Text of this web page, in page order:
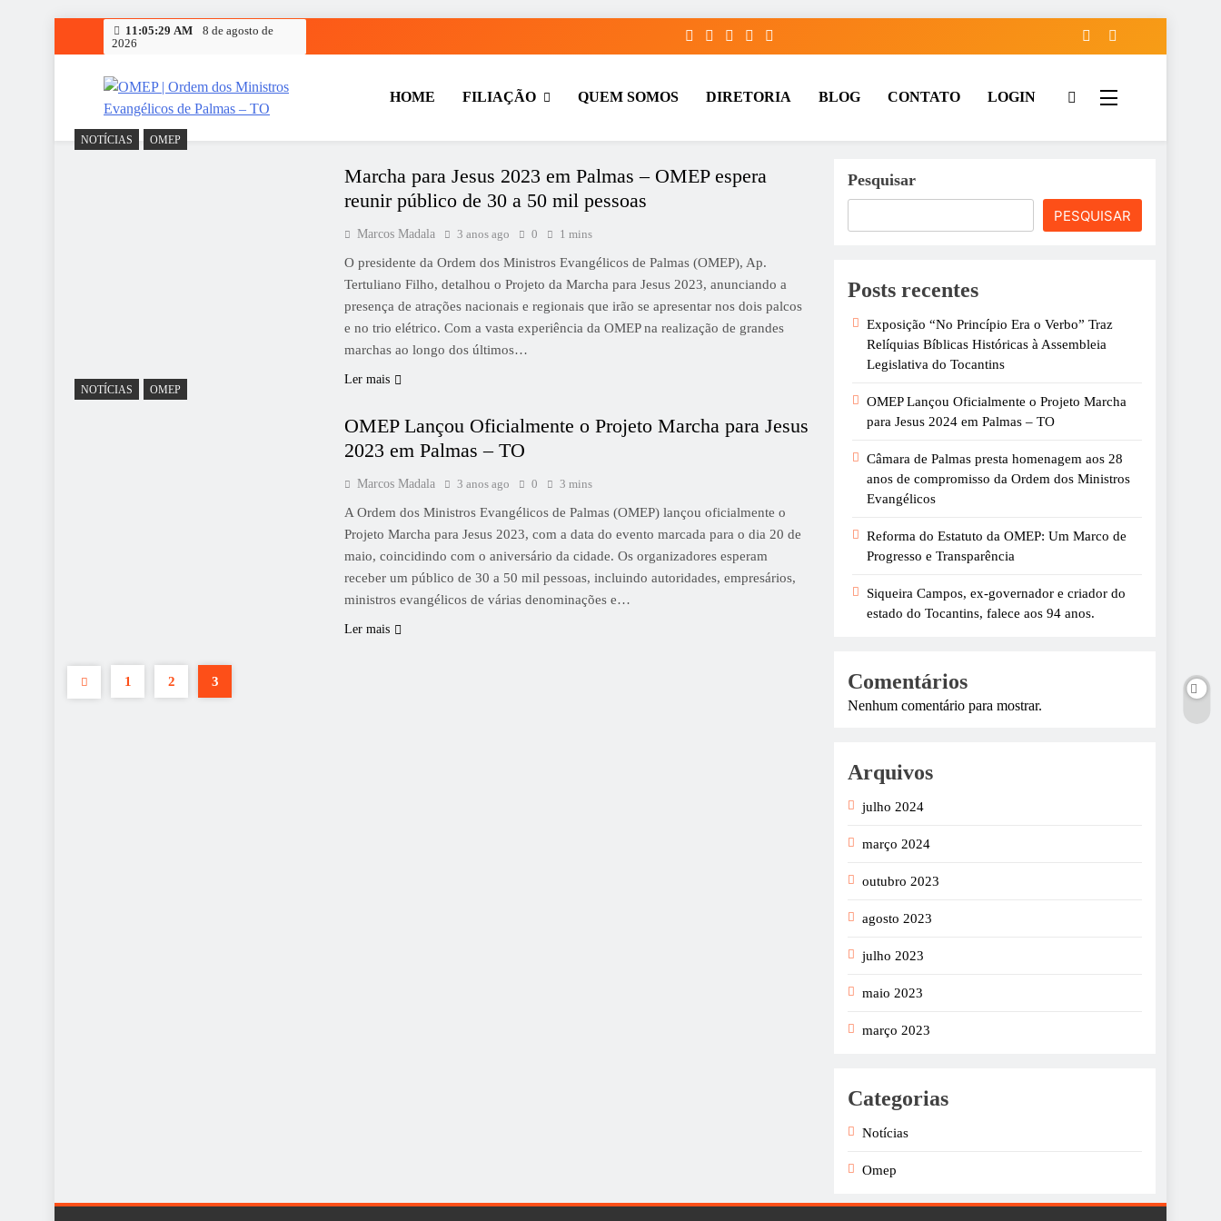
11:05:29 AM
8 de agosto de
2026
OMEP | Ordem dos Ministros Evangélicos de Palmas – TO
OMEP | Ordem dos Ministros Evangélicos de Palmas – TO, Acreditamos que, juntos, somos mais fortes e podemos fazer a diferença na sociedade em que vivemos. Por isso, a OMEP promove
HOME FILIAÇÃO QUEM SOMOS DIRETORIA BLOG CONTATO LOGIN
NOTÍCIAS OMEP
Marcha para Jesus 2023 em Palmas – OMEP espera
reunir público de 30 a 50 mil pessoas
Marcos Madala 3 anos ago 0 1 mins
O presidente da Ordem dos Ministros Evangélicos de Palmas (OMEP), Ap.
Tertuliano Filho, detalhou o Projeto da Marcha para Jesus 2023, anunciando a
presença de atrações nacionais e regionais que irão se apresentar nos dois palcos
e no trio elétrico. Com a vasta experiência da OMEP na realização de grandes
marchas ao longo dos últimos…
Ler mais
NOTÍCIAS OMEP
OMEP Lançou Oficialmente o Projeto Marcha para Jesus
2023 em Palmas – TO
Marcos Madala 3 anos ago 0 3 mins
A Ordem dos Ministros Evangélicos de Palmas (OMEP) lançou oficialmente o
Projeto Marcha para Jesus 2023, com a data do evento marcada para o dia 20 de
maio, coincidindo com o aniversário da cidade. Os organizadores esperam
receber um público de 30 a 50 mil pessoas, incluindo autoridades, empresários,
ministros evangélicos de várias denominações e…
Ler mais
1 2 3
Pesquisar
PESQUISAR
Posts recentes
Exposição “No Princípio Era o Verbo” Traz
Relíquias Bíblicas Históricas à Assembleia
Legislativa do Tocantins
OMEP Lançou Oficialmente o Projeto Marcha
para Jesus 2024 em Palmas – TO
Câmara de Palmas presta homenagem aos 28
anos de compromisso da Ordem dos Ministros
Evangélicos
Reforma do Estatuto da OMEP: Um Marco de
Progresso e Transparência
Siqueira Campos, ex-governador e criador do
estado do Tocantins, falece aos 94 anos.
Comentários
Nenhum comentário para mostrar.
Arquivos
julho 2024
março 2024
outubro 2023
agosto 2023
julho 2023
maio 2023
março 2023
Categorias
Notícias
Omep